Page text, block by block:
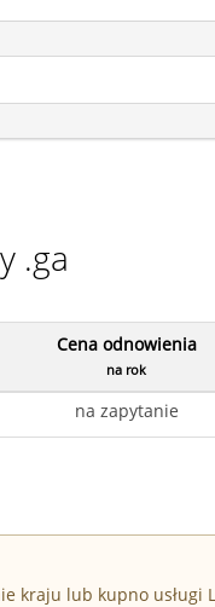
.ga
Cena odnowienia
na rok
na zapytanie
kraju lub kupno usługi